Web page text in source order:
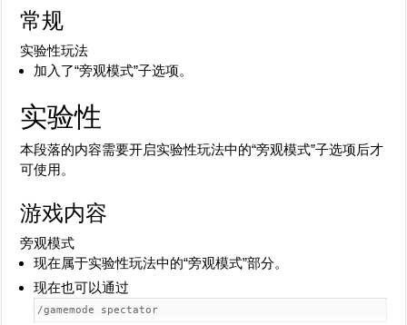
常规
实验性玩法
加入了“旁观模式”子选项。
实验性
本段落的内容需要开启实验性玩法中的“旁观模式”子选项后才
可使用。
游戏内容
旁观模式
现在属于实验性玩法中的“旁观模式”部分。
现在也可以通过
/gamemode spectator